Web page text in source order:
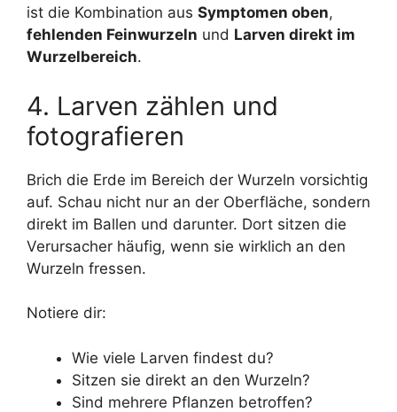
ist die Kombination aus Symptomen oben,
fehlenden Feinwurzeln und Larven direkt im
Wurzelbereich.
4. Larven zählen und
fotografieren
Brich die Erde im Bereich der Wurzeln vorsichtig
auf. Schau nicht nur an der Oberfläche, sondern
direkt im Ballen und darunter. Dort sitzen die
Verursacher häufig, wenn sie wirklich an den
Wurzeln fressen.
Notiere dir:
Wie viele Larven findest du?
Sitzen sie direkt an den Wurzeln?
Sind mehrere Pflanzen betroffen?